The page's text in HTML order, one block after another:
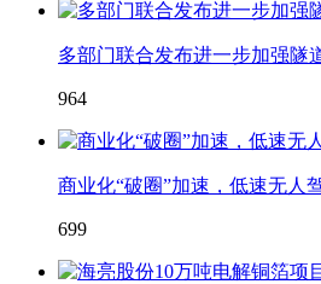
多部门联合发布进一步加强隧
964
商业化“破圈”加速，低速无人
699